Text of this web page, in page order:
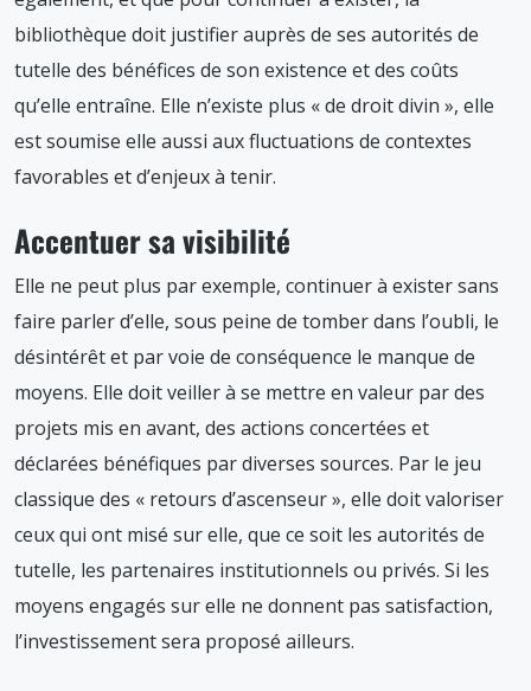
bibliothèque doit justifier auprès de ses autorités de
tutelle des bénéfices de son existence et des coûts
qu’elle entraîne. Elle n’existe plus « de droit divin », elle
est soumise elle aussi aux fluctuations de contextes
favorables et d’enjeux à tenir.
Accentuer sa visibilité
Elle ne peut plus par exemple, continuer à exister sans
faire parler d’elle, sous peine de tomber dans l’oubli, le
désintérêt et par voie de conséquence le manque de
moyens. Elle doit veiller à se mettre en valeur par des
projets mis en avant, des actions concertées et
déclarées bénéfiques par diverses sources. Par le jeu
classique des « retours d’ascenseur », elle doit valoriser
ceux qui ont misé sur elle, que ce soit les autorités de
tutelle, les partenaires institutionnels ou privés. Si les
moyens engagés sur elle ne donnent pas satisfaction,
l’investissement sera proposé ailleurs.